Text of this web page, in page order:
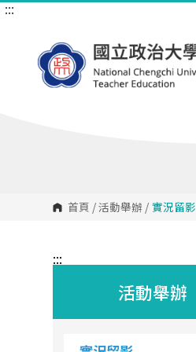
跳
:::
首頁 /活動舉辦 / 實況留影
:::
活動舉辦